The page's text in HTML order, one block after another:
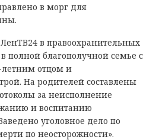
в морг для
в правоохранительных
полной благополучной семье с
летним отцом и
На родителей составлены
за неисполнение
и воспитанию
уголовное дело по
по неосторожности».